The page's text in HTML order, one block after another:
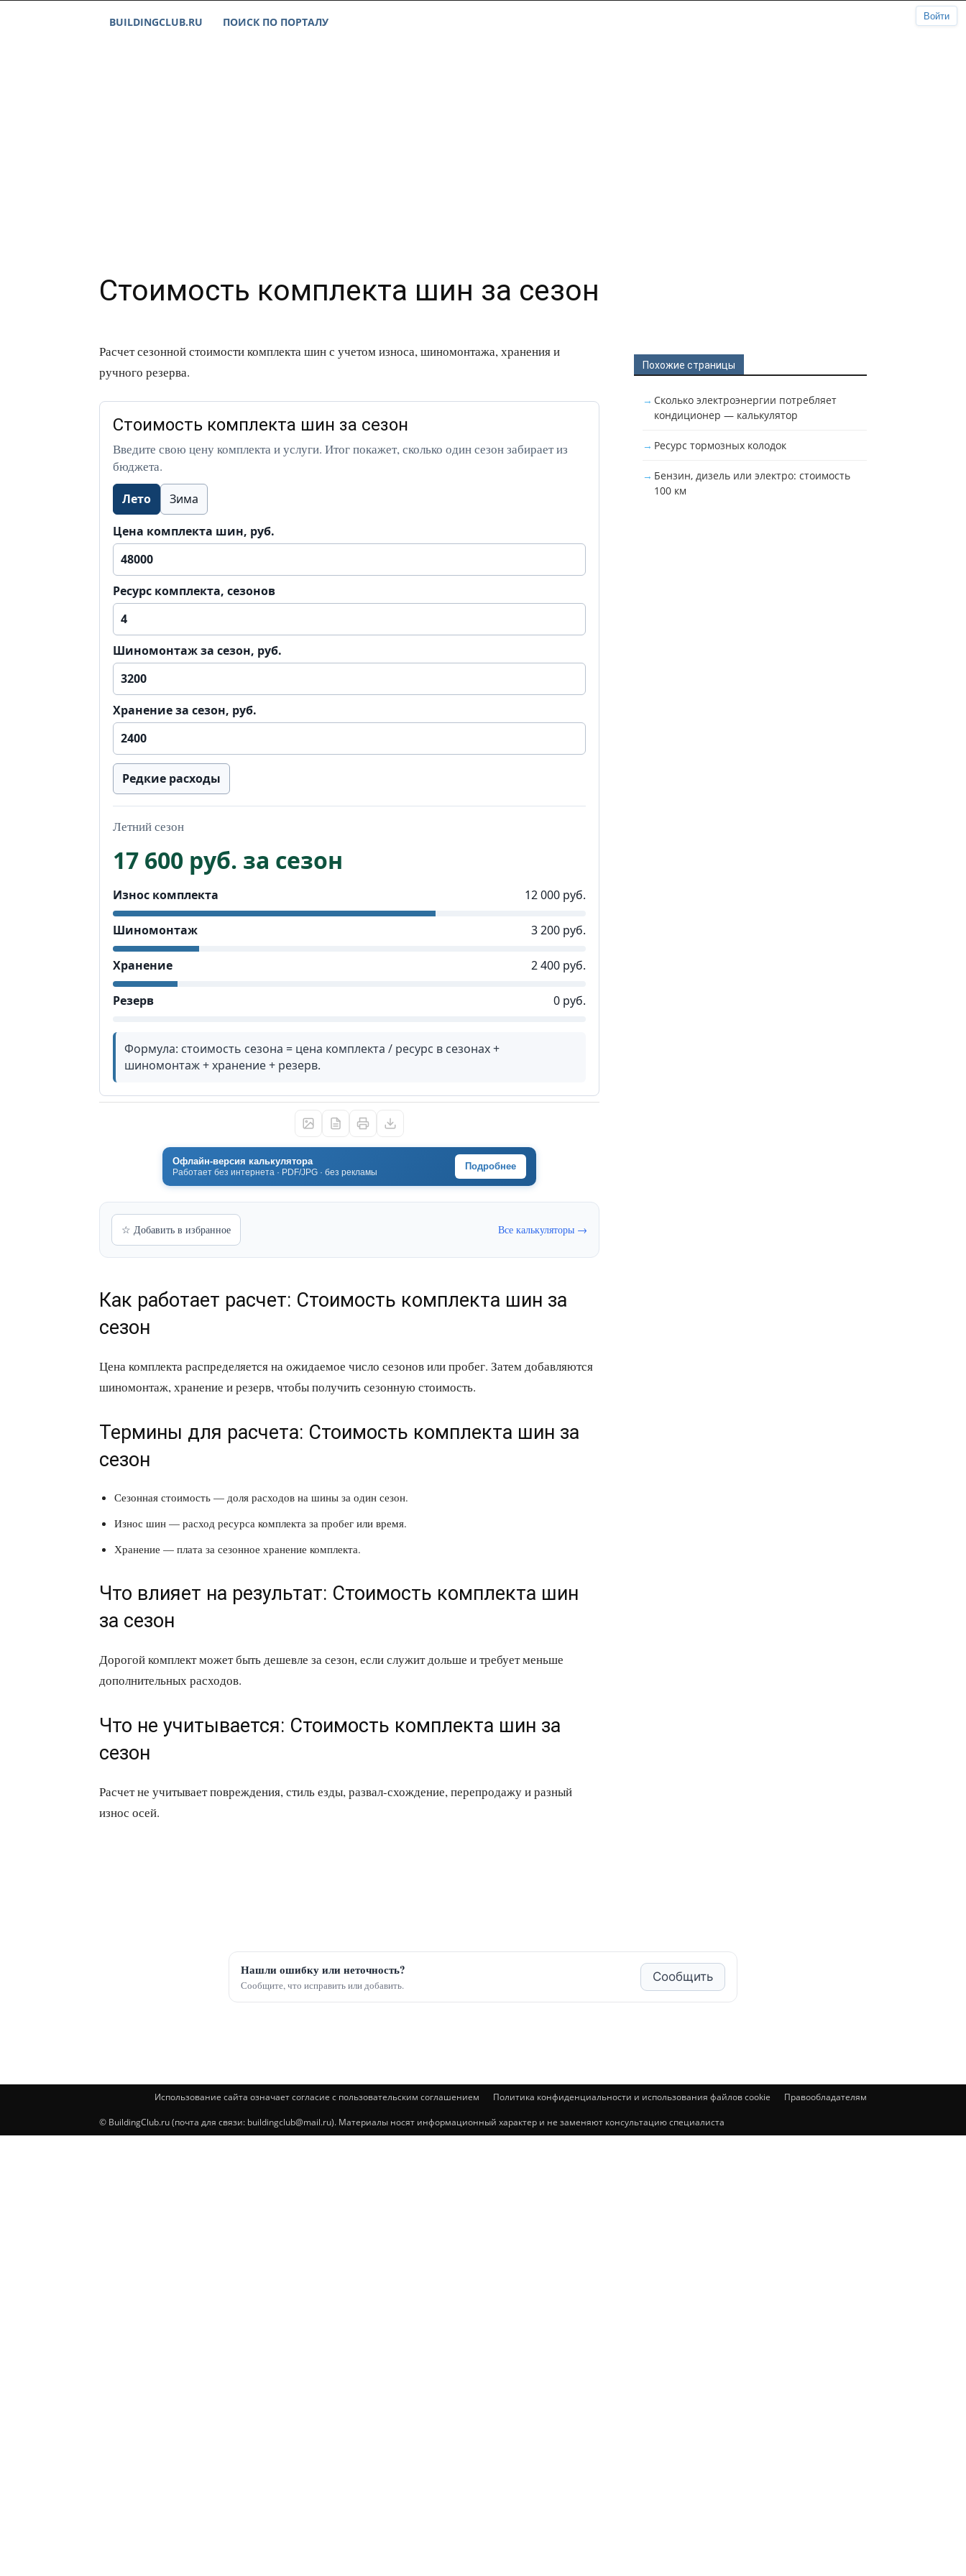
BUILDINGCLUB.RU ПОИСК ПО ПОРТАЛУ
Стоимость комплекта шин за сезон
Расчет сезонной стоимости комплекта шин с учетом износа, шиномонтажа, хранения и
ручного резерва.
Стоимость комплекта шин за сезон
Введите свою цену комплекта и услуги. Итог покажет, сколько один сезон забирает из
бюджета.
Лето Зима
Цена комплекта шин, руб.
Ресурс комплекта, сезонов
Шиномонтаж за сезон, руб.
Хранение за сезон, руб.
Редкие расходы
Летний сезон
17 600 руб. за сезон
Износ комплекта 12 000 руб.
Шиномонтаж 3 200 руб.
Хранение 2 400 руб.
Резерв 0 руб.
Формула: стоимость сезона = цена комплекта / ресурс в сезонах +
шиномонтаж + хранение + резерв.
Офлайн-версия калькулятора
Работает без интернета · PDF/JPG · без рекламы
Подробнее
☆ Добавить в избранное Все калькуляторы →
Как работает расчет: Стоимость комплекта шин за
сезон
Цена комплекта распределяется на ожидаемое число сезонов или пробег. Затем добавляются
шиномонтаж, хранение и резерв, чтобы получить сезонную стоимость.
Термины для расчета: Стоимость комплекта шин за
сезон
Сезонная стоимость — доля расходов на шины за один сезон.
Износ шин — расход ресурса комплекта за пробег или время.
Хранение — плата за сезонное хранение комплекта.
Что влияет на результат: Стоимость комплекта шин
за сезон
Дорогой комплект может быть дешевле за сезон, если служит дольше и требует меньше
дополнительных расходов.
Что не учитывается: Стоимость комплекта шин за
сезон
Расчет не учитывает повреждения, стиль езды, развал-схождение, перепродажу и разный
износ осей.
Похожие страницы
Сколько электроэнергии потребляет
кондиционер — калькулятор
Ресурс тормозных колодок
Бензин, дизель или электро: стоимость
100 км
Нашли ошибку или неточность?
Сообщите, что исправить или добавить.
Сообщить
Использование сайта означает согласие с пользовательским соглашением Политика конфиденциальности и использования файлов cookie Правообладателям
© BuildingClub.ru (почта для связи: buildingclub@mail.ru). Материалы носят информационный характер и не заменяют консультацию специалиста
Войти